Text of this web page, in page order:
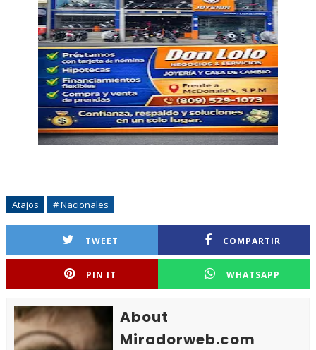
Atajos # Nacionales
TWEET COMPARTIR
PIN IT WHATSAPP
About
Miradorweb.com